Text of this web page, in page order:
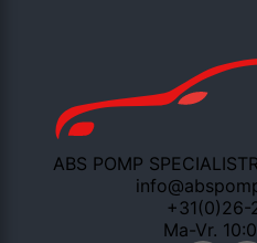
ABS POMP SPECIALIST
+31(0)26-
Ma-Vr.